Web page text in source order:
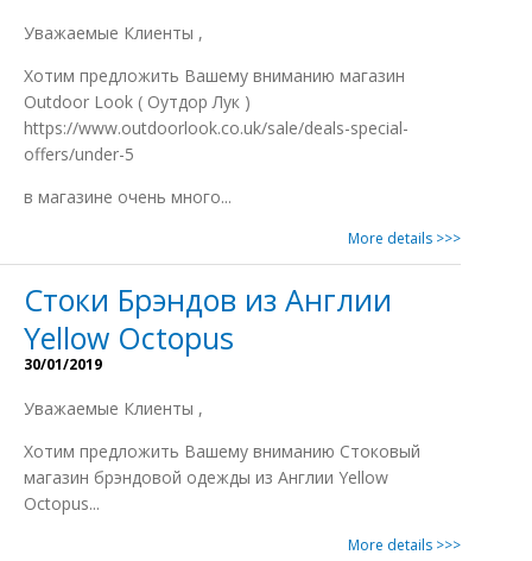
Уважаемые Клиенты ,
Xотим предложить Вашему вниманию магазин
Outdoor Look ( Оутдор Лук )
https://www.outdoorlook.co.uk/sale/deals-special-
offers/under-5
в магазине очень много...
More details >>>
Стоки Брэндов из Англии
Yellow Octopus
30/01/2019
Уважаемые Клиенты ,
Xотим предложить Вашему вниманию Стоковый
магазин брэндовой одежды из Англии Yellow
Octopus...
More details >>>